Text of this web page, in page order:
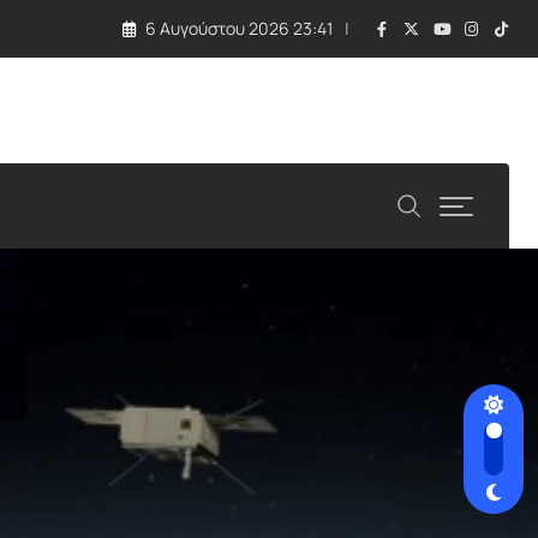
με εκρηκτική συσκευή σε drone
6 Αυγούστου 2026 23:41